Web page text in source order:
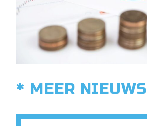
* MEER NIEUWS